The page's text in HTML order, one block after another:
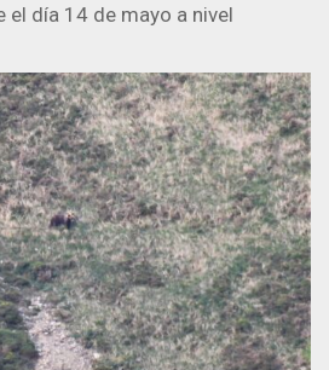
día 14 de mayo a nivel